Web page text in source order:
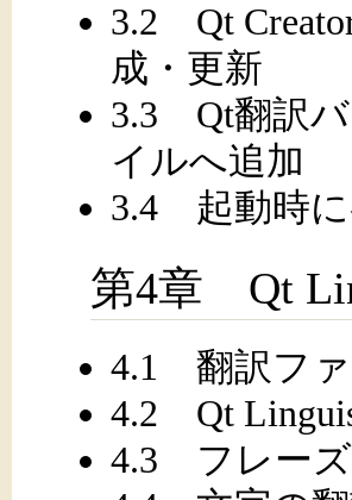
3.2 Qt
成・更新
3.3 Qt翻訳バ
イルへ追加
3.4 起動時に
第4章 Qt
4.1 翻訳フ
4.2 Qt
4.3 フレー